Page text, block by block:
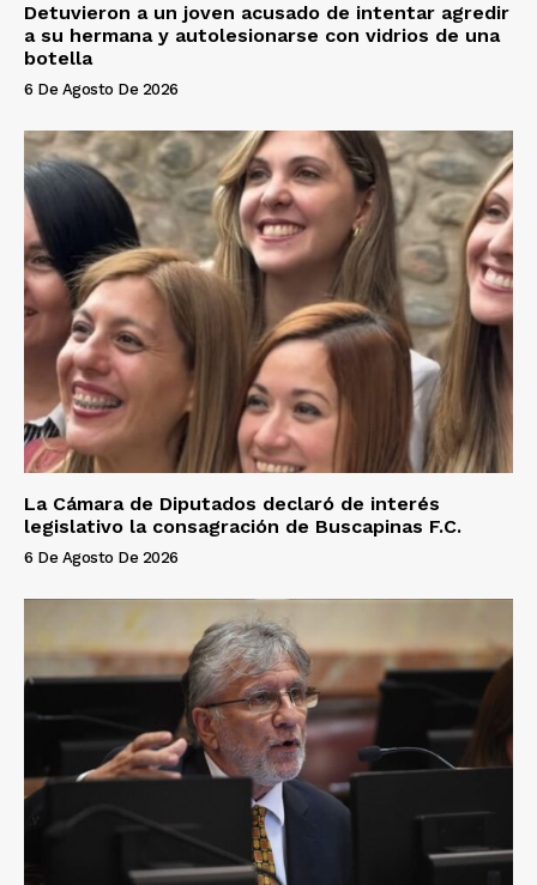
Detuvieron a un joven acusado de intentar agredir
a su hermana y autolesionarse con vidrios de una
botella
6 De Agosto De 2026
La Cámara de Diputados declaró de interés
legislativo la consagración de Buscapinas F.C.
6 De Agosto De 2026